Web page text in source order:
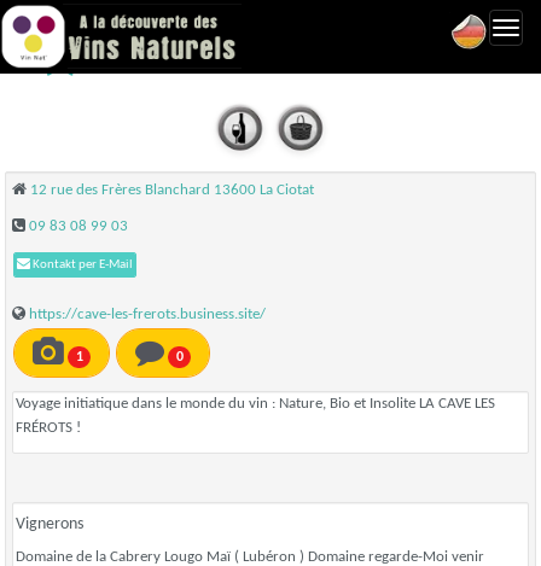
Les Frérots - La Ciotat
12 rue des Frères Blanchard 13600 La Ciotat
09 83 08 99 03
Kontakt per E-Mail
https://cave-les-frerots.business.site/
1 0
Voyage initiatique dans le monde du vin : Nature, Bio et Insolite LA CAVE LES
FRÉROTS !
Vignerons
Domaine de la Cabrery Lougo Maï ( Lubéron ) Domaine regarde-Moi venir